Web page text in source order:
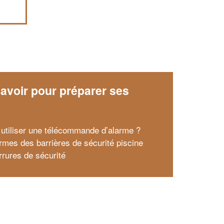
pour préparer ses
une télécommande d’alarme ?
des barrières de sécurité piscine
de sécurité